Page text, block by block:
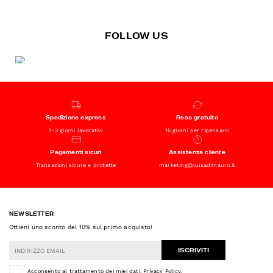
FOLLOW US
Spedizione express
1-3 giorni lavorativi
Reso gratuito
15 giorni per ripensarci
Pagamenti sicuri
Transazioni sicure e protette
Assistenza cliente
marketing@luisadimauro.it
NEWSLETTER
Ottieni uno sconto del 10% sul primo acquisto!
ISCRIVITI
Acconsento al trattamento dei miei dati. Privacy Policy.